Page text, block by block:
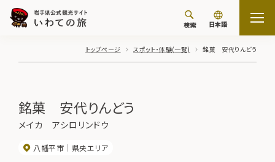
検索 日本語
トップページ スポット・体験(一覧) 銘菓 安代りんどう
銘菓 安代りんどう
メイカ アシロリンドウ
八幡平市 県央エリア